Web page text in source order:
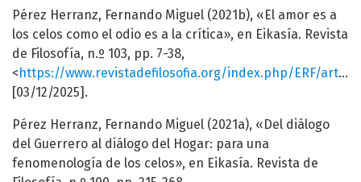
Pérez Herranz, Fernando Miguel (2021b), «El amor es a
los celos como el odio es a la crítica», en Eikasía. Revista
de Filosofía, n.º 103, pp. 7-38,
<https://www.revistadefilosofia.org/index.php/ERF/article/view/137
[03/12/2025].
Pérez Herranz, Fernando Miguel (2021a), «Del diálogo
del Guerrero al diálogo del Hogar: para una
fenomenología de los celos», en Eikasía. Revista de